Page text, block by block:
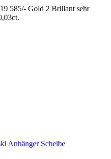
585/- Gold 2 Brillant sehr